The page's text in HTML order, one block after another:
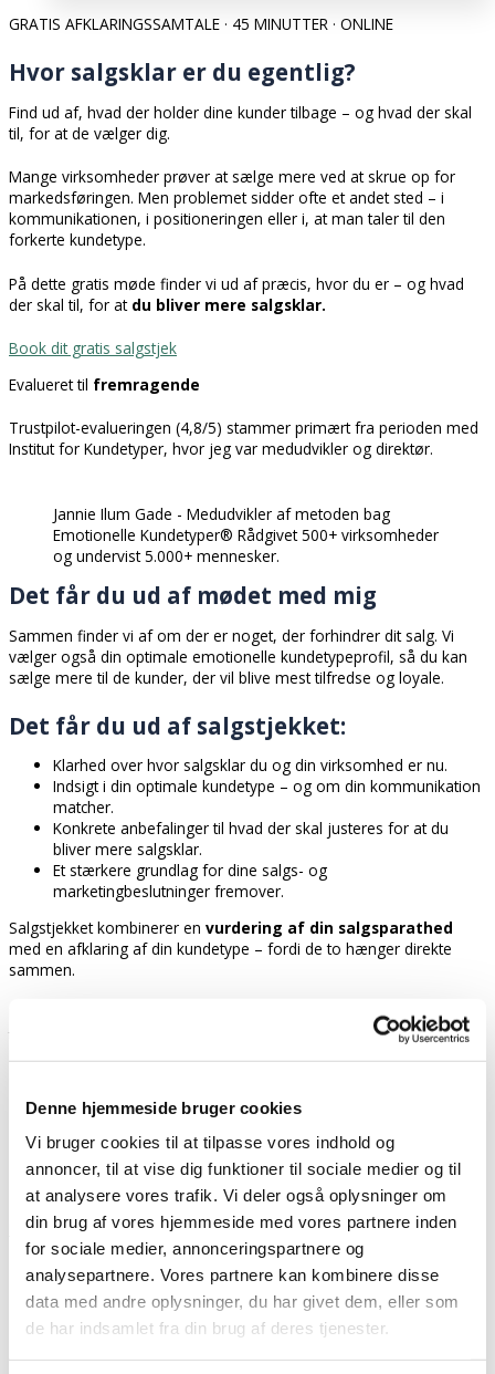
Denne hjemmeside bruger cookies
Vi bruger cookies til at tilpasse vores indhold og
annoncer, til at vise dig funktioner til sociale medier og til
at analysere vores trafik. Vi deler også oplysninger om
din brug af vores hjemmeside med vores partnere inden
for sociale medier, annonceringspartnere og
analysepartnere. Vores partnere kan kombinere disse
data med andre oplysninger, du har givet dem, eller som
de har indsamlet fra din brug af deres tjenester.
GRATIS AFKLARINGSSAMTALE · 45 MINUTTER · ONLINE
Hvor salgsklar er du egentlig?
Find ud af, hvad der holder dine kunder tilbage – og hvad der skal
til, for at de vælger dig.
Mange virksomheder prøver at sælge mere ved at skrue op for
markedsføringen. Men problemet sidder ofte et andet sted – i
kommunikationen, i positioneringen eller i, at man taler til den
forkerte kundetype.
På dette gratis møde finder vi ud af præcis, hvor du er – og hvad
der skal til, for at du bliver mere salgsklar.
Book dit gratis salgstjek
Evalueret til fremragende
Trustpilot-evalueringen (4,8/5) stammer primært fra perioden med
Institut for Kundetyper, hvor jeg var medudvikler og direktør.
Jannie Ilum Gade - Medudvikler af metoden bag
Emotionelle Kundetyper® Rådgivet 500+ virksomheder
og undervist 5.000+ mennesker.
Det får du ud af mødet med mig
Sammen finder vi af om der er noget, der forhindrer dit salg. Vi
vælger også din optimale emotionelle kundetypeprofil, så du kan
sælge mere til de kunder, der vil blive mest tilfredse og loyale.
Det får du ud af salgstjekket:
Klarhed over hvor salgsklar du og din virksomhed er nu.
Indsigt i din optimale kundetype – og om din kommunikation
matcher.
Konkrete anbefalinger til hvad der skal justeres for at du
bliver mere salgsklar.
Et stærkere grundlag for dine salgs- og
marketingbeslutninger fremover.
Salgstjekket kombinerer en vurdering af din salgsparathed
med en afklaring af din kundetype – fordi de to hænger direkte
sammen.
NB: At kende din kundetype er ikke en slutdestination – det er
på rejsen mod en dyb indsigt i,
Book tid direkte i min kalender:
Gratis salgstjek · 45 minutter · Online og uforpligtende.
Book dit salgstjek
Det får du ud af samtalen:
Klarhed over hvilken kundetype du faktisk sælger til (dvs. din
kundes indkøbshumør i købsøjeblikket)
Bedre forståelse af hvad der skaber købsmotivation